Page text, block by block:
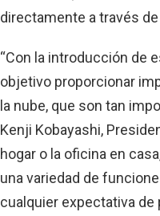
directamente a través
“Con la introducción de
objetivo proporcionar
la nube, que son tan
Kenji Kobayashi,
hogar o la oficina en
una variedad de
cualquier expectativa de